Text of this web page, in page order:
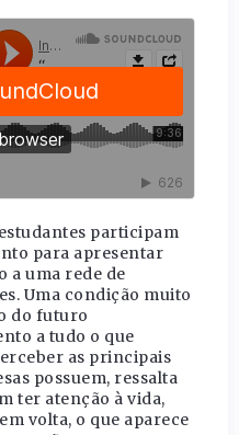
participam
para apresentar
a uma rede de
Uma condição muito
do futuro
a tudo o que
as principais
possuem, ressalta
ter atenção à vida,
volta, o que aparece